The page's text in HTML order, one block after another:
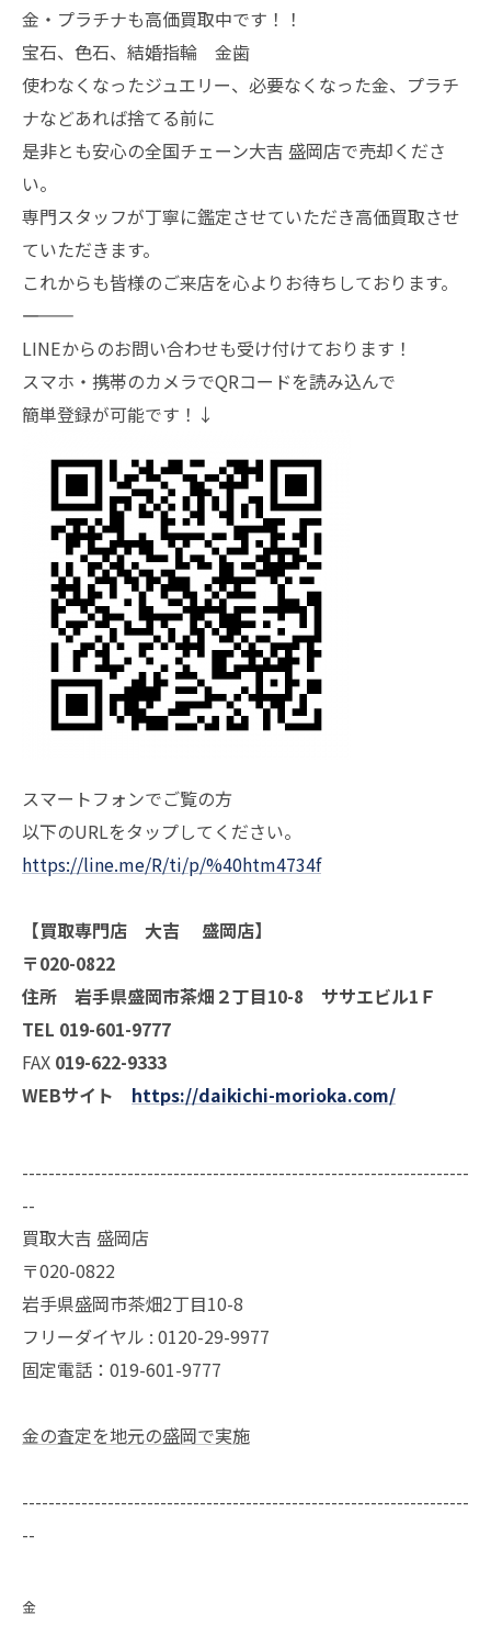
金・プラチナも高価買取中です！！
宝石、色石、結婚指輪 金歯
使わなくなったジュエリー、必要なくなった金、プラチ
ナなどあれば捨てる前に
是非とも安心の全国チェーン大吉 盛岡店で売却くださ
い。
専門スタッフが丁寧に鑑定させていただき高価買取させ
ていただきます。
これからも皆様のご来店を心よりお待ちしております。
―――――――
LINEからのお問い合わせも受け付けております！
スマホ・携帯のカメラでQRコードを読み込んで
簡単登録が可能です！↓
スマートフォンでご覧の方
以下のURLをタップしてください。
https://line.me/R/ti/p/%40htm4734f
【買取専門店 大吉 盛岡店】
〒020-0822
住所 岩手県盛岡市茶畑２丁目10-8 ササエビル1Ｆ
TEL 019-601-9777
FAX 019-622-9333
WEBサイト https://daikichi-morioka.com/
--------------------------------------------------------------------
--
買取大吉 盛岡店
〒020-0822
岩手県盛岡市茶畑2丁目10-8
フリーダイヤル : 0120-29-9977
固定電話：019-601-9777
金の査定を地元の盛岡で実施
--------------------------------------------------------------------
--
金